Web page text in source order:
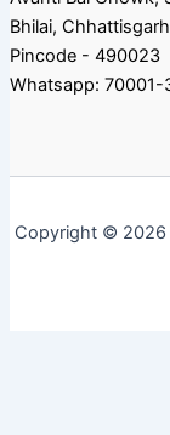
Bhilai,
Pincode - 490023
Whatsapp:
Copyright © 2026